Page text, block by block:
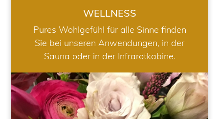
WELLNESS
Pures Wohlgefühl für alle Sinne finden
Sie bei unseren Anwendungen, in der
Sauna oder in der Infrarotkabine.